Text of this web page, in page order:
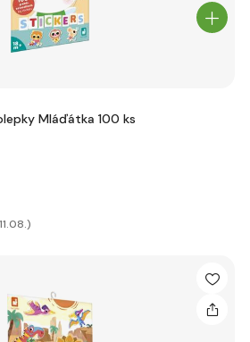
Mláďátka 100 ks